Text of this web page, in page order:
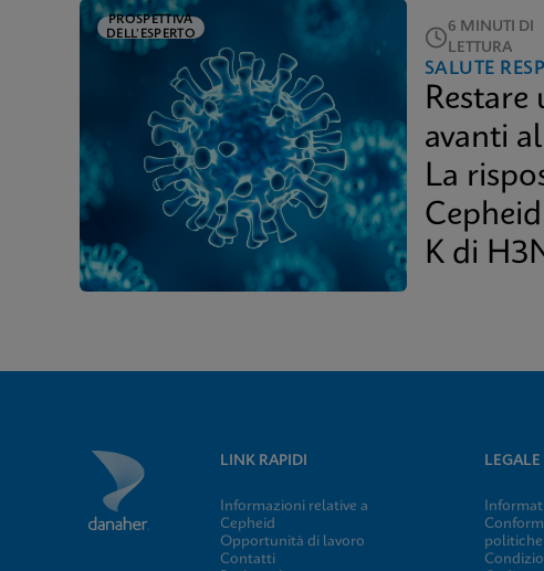
PROSPETTIVA
DELL’ESPERTO
6 MINUTI DI
LETTURA
SALUTE
Restare
avanti
La
K di
LINK RAPIDI
Informazioni relative a
Cepheid
Opportunità di lavoro
Contatti
LEGALE